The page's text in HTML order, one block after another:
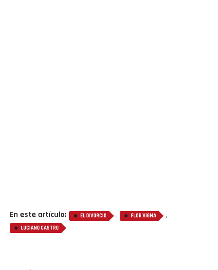
En este artículo: EL DIVORCIO , FLOR VIGNA ,
LUCIANO CASTRO